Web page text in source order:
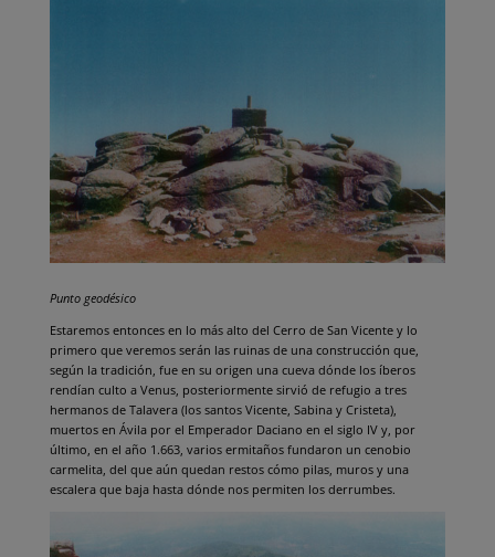
Punto geodésico
Estaremos entonces en lo más alto del Cerro de San Vicente y lo
primero que veremos serán las ruinas de una construcción que,
según la tradición, fue en su origen una cueva dónde los íberos
rendían culto a Venus, posteriormente sirvió de refugio a tres
hermanos de Talavera (los santos Vicente, Sabina y Cristeta),
muertos en Ávila por el Emperador Daciano en el siglo IV y, por
último, en el año 1.663, varios ermitaños fundaron un cenobio
carmelita, del que aún quedan restos cómo pilas, muros y una
escalera que baja hasta dónde nos permiten los derrumbes.